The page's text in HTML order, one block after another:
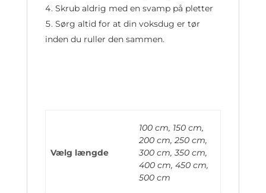
Skrub aldrig med en svamp på pletter
Sørg altid for at din voksdug er tør
inden du ruller den sammen.
Vælg længde
100 cm, 150 cm,
200 cm, 250 cm,
300 cm, 350 cm,
400 cm, 450 cm,
500 cm